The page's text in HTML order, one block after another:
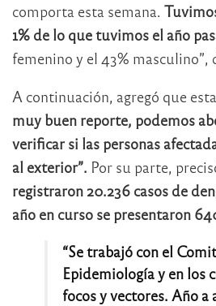
comporta esta semana.
1% de lo que tuvimos el año
femenino y el 43% masculino”,
A continuación, agregó que
muy buen reporte, podemos
verificar si las personas
al exterior”. Por su parte,
registraron 20.236 casos de
año en curso se presentaron
“Se trabajó con el
Epidemiología y en los
focos y vectores. Año a